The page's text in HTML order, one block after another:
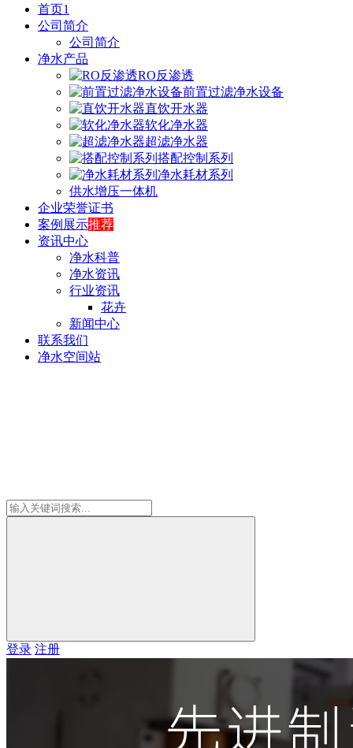
首页1
公司简介
公司简介
净水产品
RO反渗透
前置过滤净水设备
直饮开水器
软化净水器
超滤净水器
搭配控制系列
净水耗材系列
供水增压一体机
企业荣誉证书
案例展示推荐
资讯中心
净水科普
净水资讯
行业资讯
花卉
新闻中心
联系我们
净水空间站
登录 注册